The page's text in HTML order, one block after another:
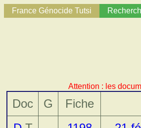
France Génocide Tutsi
Attention : les
Doc G Fiche